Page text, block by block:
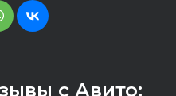
с Авито: